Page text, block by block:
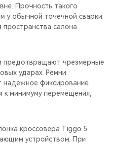
Прочность такого
у обычной точечной сварки.
салона
предотвращают чрезмерные
ударах. Ремни
надежное фиксирование
к минимуму перемещения,
кроссовера Tiggo 5
устройством. При